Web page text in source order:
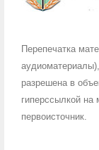
Перепечатка
разрешена в
гиперссылкой на
первоисточник.